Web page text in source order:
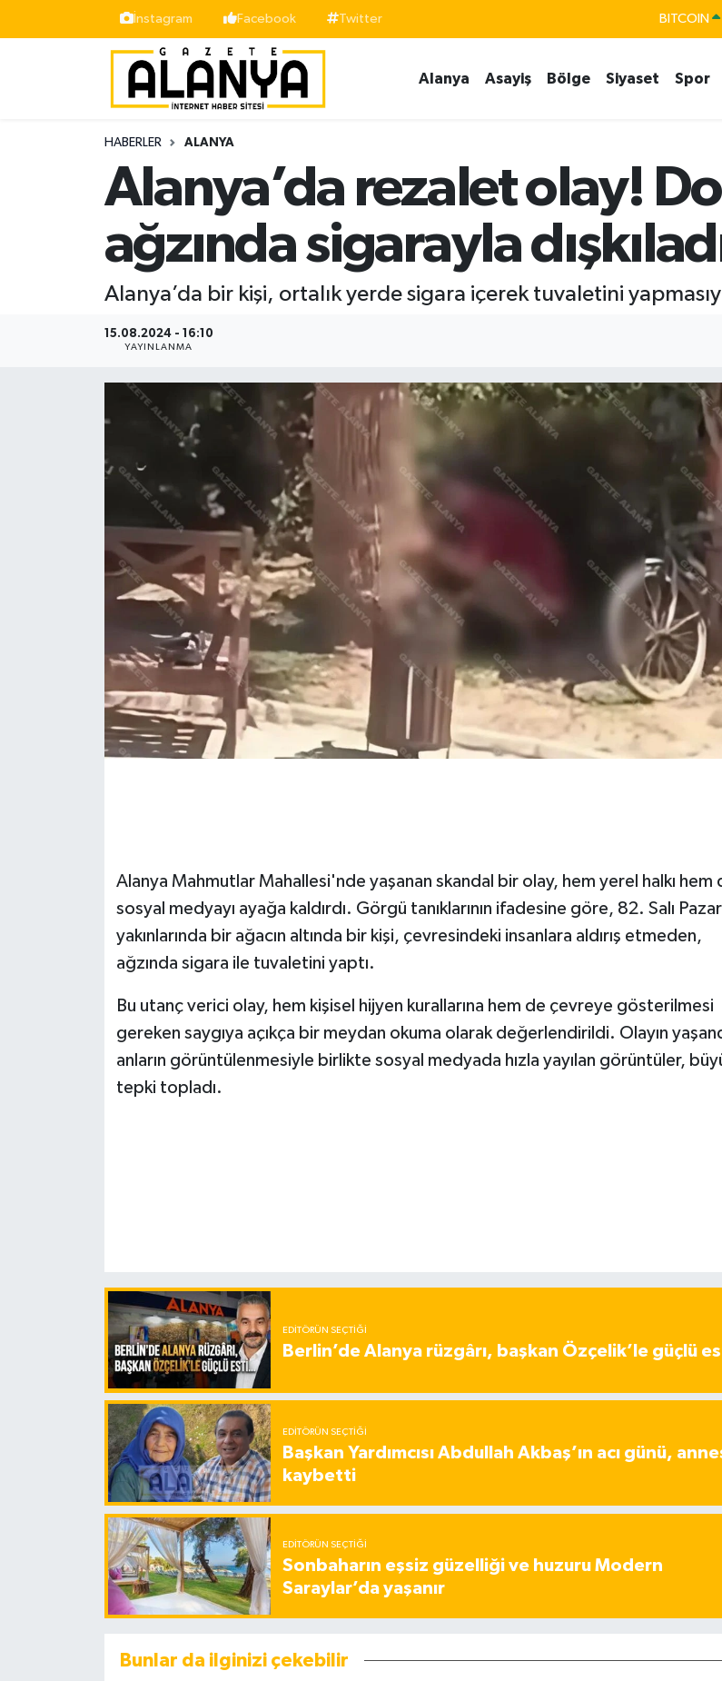
İnstagram Facebook Twitter
DOLAR
Alanya Asayiş Bölge Siyaset Spor
HABERLER ALANYA
Alanya’da rezalet olay!
ağzında sigarayla
Alanya’da bir kişi, ortalık yerde sigara içerek tuvaletini
15.08.2024 - 16:10
YAYINLANMA
Alanya Mahmutlar Mahallesi'nde yaşanan skandal bir olay, hem yerel halkı hem
sosyal medyayı ayağa kaldırdı. Görgü tanıklarının ifadesine göre, 82. Salı
yakınlarında bir ağacın altında bir kişi, çevresindeki insanlara aldırış etmeden,
ağzında sigara ile tuvaletini yaptı.
Bu utanç verici olay, hem kişisel hijyen kurallarına hem de çevreye gösterilmesi
gereken saygıya açıkça bir meydan okuma olarak değerlendirildi. Olayın
anların görüntülenmesiyle birlikte sosyal medyada hızla yayılan görüntüler,
tepki topladı.
EDITÖRÜN SEÇTIĞI
Berlin’de Alanya rüzgârı, başkan Özçelik’le güçlü
EDITÖRÜN SEÇTIĞI
Başkan Yardımcısı Abdullah Akbaş’ın acı günü,
kaybetti
EDITÖRÜN SEÇTIĞI
Sonbaharın eşsiz güzelliği ve huzuru Modern
Saraylar’da yaşanır
Bunlar da ilginizi çekebilir
Siyaset
İstanbul Nöbetçi Eczaneler
İstanbul Hava Durumu
Süper Lig Puan Durumu ve Fikstür
Tüm Manşetler
Son Dakika Haberleri
Haber Arşivi